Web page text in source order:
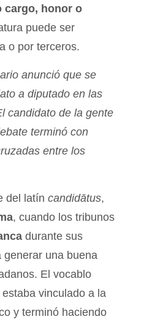
cargo, honor o
puede ser
o por terceros.
anunció que se
a diputado en las
candidato de la gente
terminó con
entre los
del latín candidātus,
, cuando los tribunos
durante sus
una buena
El vocablo
vinculado a la
y terminó haciendo